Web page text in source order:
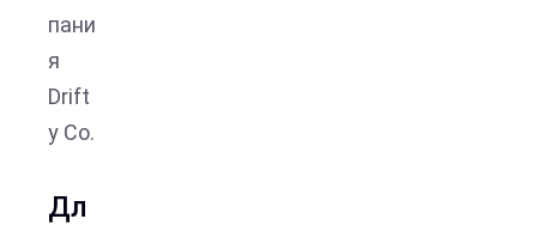
пани
я
Drift
y Co.
Дл